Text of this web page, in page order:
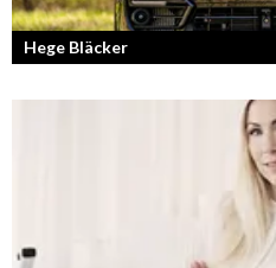
Hege Bläcker
Bilfantast, influencer och en av